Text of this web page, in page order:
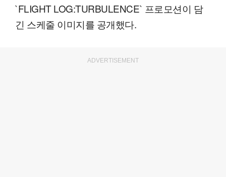
`FLIGHT LOG:TURBULENCE` 프로모션이 담
긴 스케줄 이미지를 공개했다.
ADVERTISEMENT